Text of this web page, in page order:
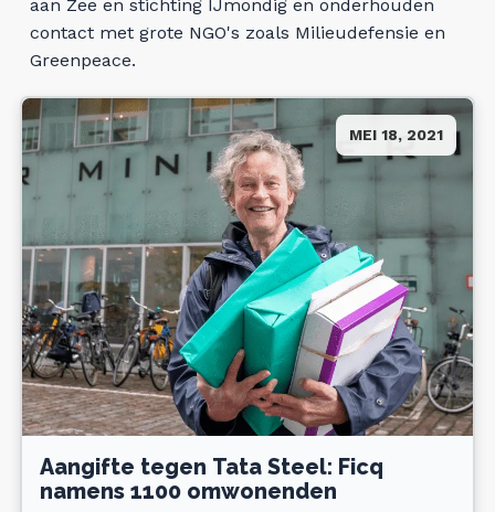
aan Zee en stichting IJmondig en onderhouden
contact met grote NGO's zoals Milieudefensie en
Greenpeace.
MEI 18, 2021
Aangifte tegen Tata Steel: Ficq
namens 1100 omwonenden